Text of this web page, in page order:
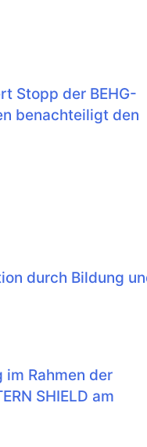
Stopp der BEHG-
benachteiligt den
durch Bildung
im Rahmen der
SHIELD am